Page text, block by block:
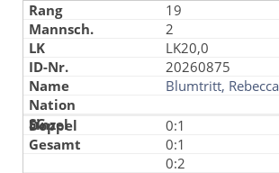
19
2
LK20,0
20260875
Blumtritt, Rebecca
0:1
0:1
0:2